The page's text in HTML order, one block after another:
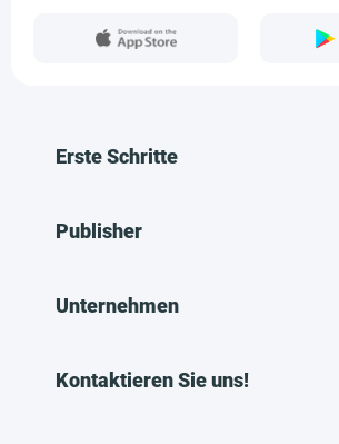
Erste Schritte
Publisher
Unternehmen
Kontaktieren Sie uns!